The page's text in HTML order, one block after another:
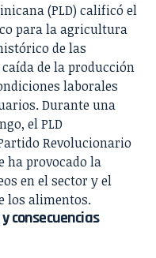
(PLD) calificó el
para la agricultura
de las
de la producción
laborales
Durante una
el PLD
Revolucionario
ha provocado la
en el sector y el
los alimentos.
consecuencias